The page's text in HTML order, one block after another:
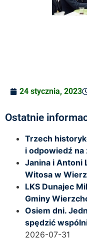
24 stycznia, 2023
Ostatnie
Trzech
i odpowiedź
Janina i Antoni
Witosa w
LKS Dunajec
Gminy
Osiem dni.
spędzić
2026-07-31